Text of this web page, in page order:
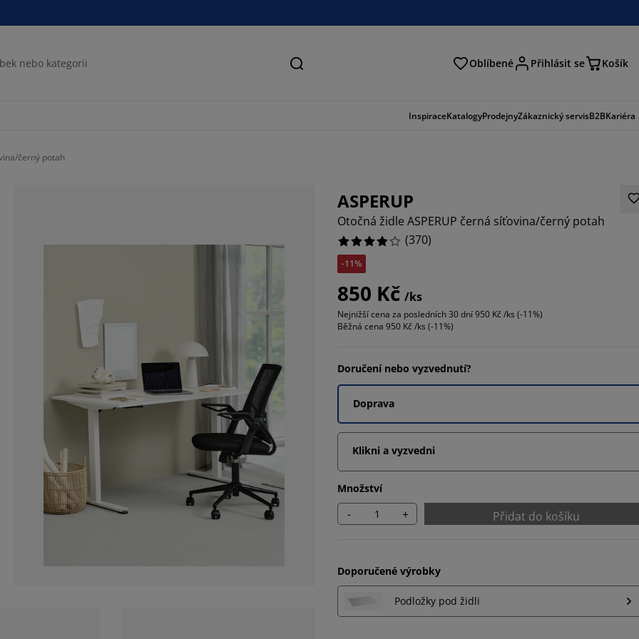
Hledat Oblíbené Přihlásit se Košík
InspiraceKatalogyProdejnyZákaznický servisB2BKariéra
černý potah
ASPERUP
Otočná židle ASPERUP černá síťovina/černý potah
(370)
-11%
850 Kč /ks
Nejnižší cena za posledních 30 dní950 Kč /ks (-11%)
Běžná cena 950 Kč /ks (-11%)
Doručení nebo vyzvednutí?
Doprava
Klikni a vyzvedni
Množství
- + Přidat do košíku
Doporučené výrobky
Podložky pod židli
18.37837837837838%
9.72972972972973%
9.18918918918919%
11.081081081081082%